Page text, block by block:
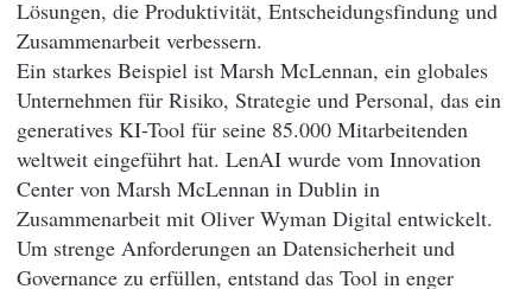
Lösungen, die Produktivität, Entscheidungsfindung und
Zusammenarbeit verbessern.
Ein starkes Beispiel ist Marsh McLennan, ein globales
Unternehmen für Risiko, Strategie und Personal, das ein
generatives KI-Tool für seine 85.000 Mitarbeitenden
weltweit eingeführt hat. LenAI wurde vom Innovation
Center von Marsh McLennan in Dublin in
Zusammenarbeit mit Oliver Wyman Digital entwickelt.
Um strenge Anforderungen an Datensicherheit und
Governance zu erfüllen, entstand das Tool in enger